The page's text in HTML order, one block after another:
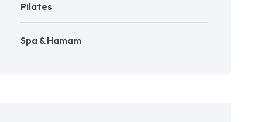
Pilates
Spa & Hamam